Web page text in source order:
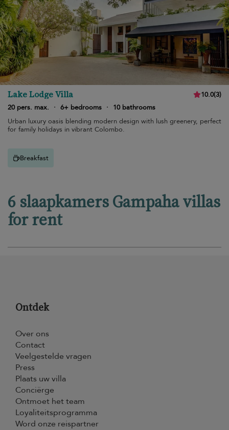
Lake Lodge Villa 10.0(3)
20 pers. max.
· 6+ bedrooms ·
10 bathrooms
Urban luxury oasis blending modern design with lush greenery, perfect
for family holidays in vibrant Colombo.
Breakfast
6 slaapkamers Gampaha villas
for rent
Ontdek
Over ons
Contact
Veelgestelde vragen
Press
Plaats uw villa
Conciërge
Ontmoet het team
Loyaliteitsprogramma
Word onze reispartner